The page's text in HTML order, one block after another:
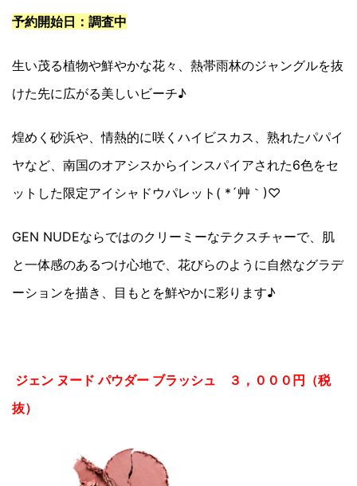
予約開始日：調査中
生い茂る植物や鮮やかな花々、熱帯雨林のジャングルを抜
けた先に広がる美しいビーチ♪
煌めく砂浜や、情熱的に咲くハイビスカス、熟れたパパイ
ヤなど、南国のオアシスからインスパイアされた6色をセ
ットした限定アイシャドウパレット( *´艸｀)♡
GEN NUDEならではのクリーミーなテクスチャーで、肌
と一体感のあるつけ心地で、花びらのように自然なグラデ
ーションを描き、目もとを鮮やかに彩ります♪
ジェン ヌード パウダー ブラッシュ ３，０００円（税
抜）